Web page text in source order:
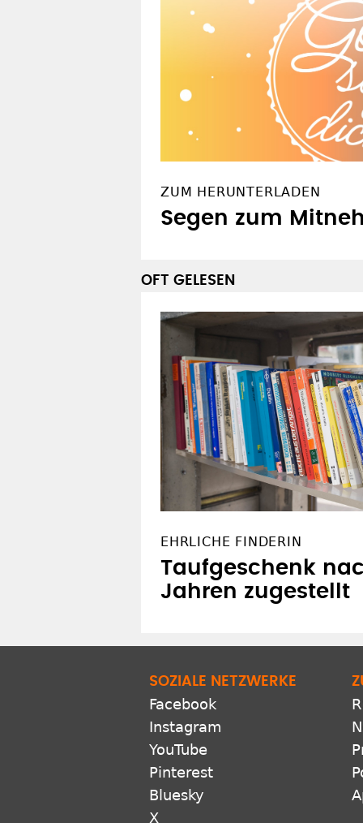
ZUM HERUNTERLADEN
Segen zum
OFT GELESEN
EHRLICHE FINDERIN
Taufgeschenk
Jahren zugestellt
SOZIALE NETZWERKE
Facebook
Instagram
YouTube
Pinterest
Bluesky
X